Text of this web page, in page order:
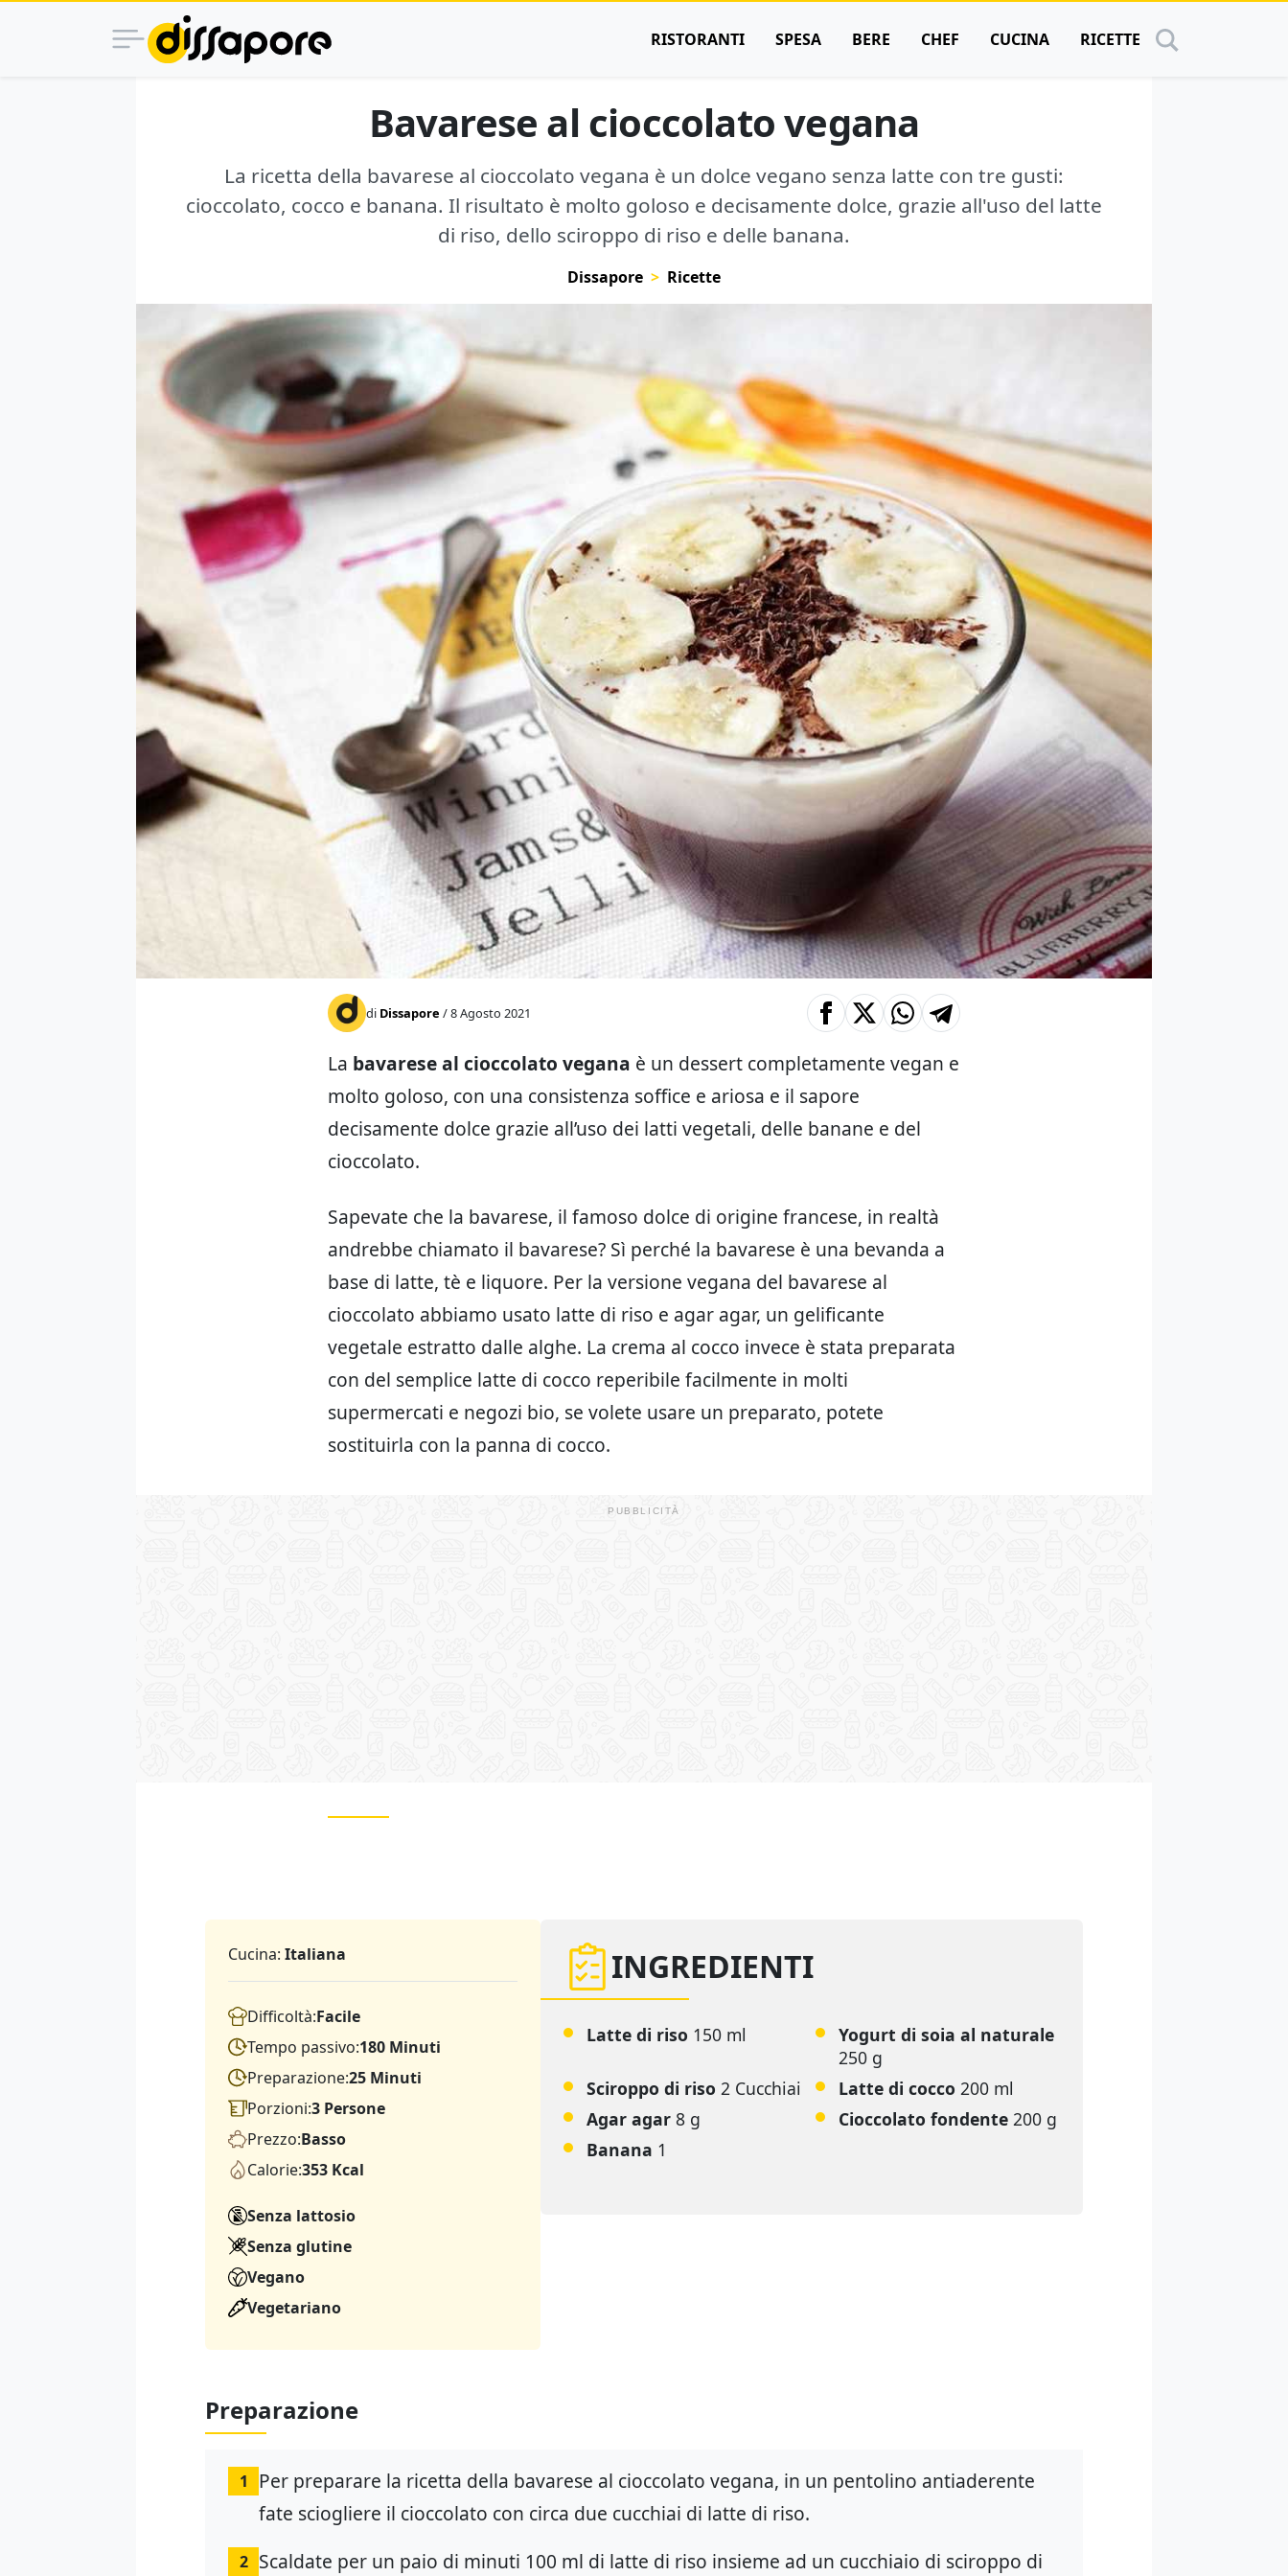
RISTORANTI SPESA BERE CHEF CUCINA RICETTE
Bavarese al cioccolato vegana
La ricetta della bavarese al cioccolato vegana è un dolce vegano senza latte con tre gusti:
cioccolato, cocco e banana. Il risultato è molto goloso e decisamente dolce, grazie all'uso del latte
di riso, dello sciroppo di riso e delle banana.
Dissapore Ricette
di Dissapore / 8 Agosto 2021
La bavarese al cioccolato vegana è un dessert completamente vegan e
molto goloso, con una consistenza soffice e ariosa e il sapore
decisamente dolce grazie all’uso dei latti vegetali, delle banane e del
cioccolato.
Sapevate che la bavarese, il famoso dolce di origine francese, in realtà
andrebbe chiamato il bavarese? Sì perché la bavarese è una bevanda a
base di latte, tè e liquore. Per la versione vegana del bavarese al
cioccolato abbiamo usato latte di riso e agar agar, un gelificante
vegetale estratto dalle alghe. La crema al cocco invece è stata preparata
con del semplice latte di cocco reperibile facilmente in molti
supermercati e negozi bio, se volete usare un preparato, potete
sostituirla con la panna di cocco.
Cucina: Italiana
Difficoltà:Facile
Tempo passivo:180 Minuti
Preparazione:25 Minuti
Porzioni:3 Persone
Prezzo:Basso
Calorie:353 Kcal
Senza lattosio
Senza glutine
Vegano
Vegetariano
INGREDIENTI
Latte di riso 150 ml
Yogurt di soia al naturale
250 g
Sciroppo di riso 2 Cucchiai Latte di cocco 200 ml
Agar agar 8 g Cioccolato fondente 200 g
Banana 1
Preparazione
1
Per preparare la ricetta della bavarese al cioccolato vegana, in un pentolino antiaderente
fate sciogliere il cioccolato con circa due cucchiai di latte di riso.
2 Scaldate per un paio di minuti 100 ml di latte di riso insieme ad un cucchiaio di sciroppo di